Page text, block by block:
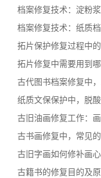
档案修复技术：淀粉
档案修复技术：纸质
拓片保护修复过程中的
拓片修复中需要用到
古代图书档案修复中
纸质文保保护中，脱
古旧油画修复工作：
古书画修复中，常见
古旧字画如何修补画心
古籍书的修复目的及原